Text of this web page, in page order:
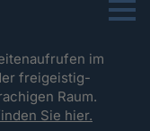
Menu
im
freigeistig-
Raum.
Sie hier.